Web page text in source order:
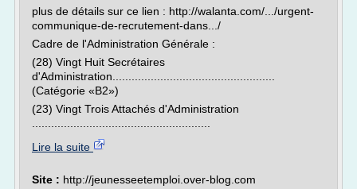
plus de détails sur ce lien : http://walanta.com/.../urgent-
communique-de-recrutement-dans.../
Cadre de l'Administration Générale :
(28) Vingt Huit Secrétaires
d'Administration...................................................
(Catégorie «B2»)
(23) Vingt Trois Attachés d'Administration
Lire la suite
Site : http://jeunesseetemploi.over-blog.com